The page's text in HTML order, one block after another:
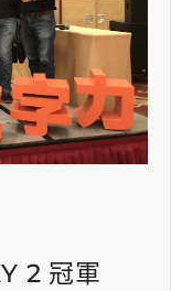
2 冠軍